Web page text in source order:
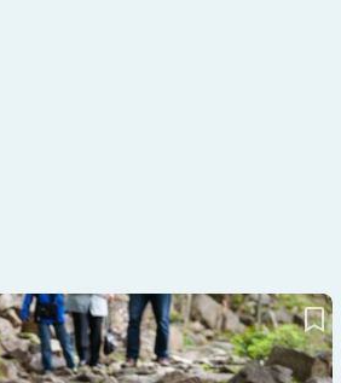
Wenn der Weg steinig wird